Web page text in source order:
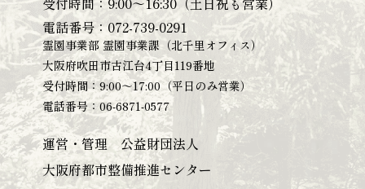
電話番号：072-739-0291
霊園事業部 霊園事業課（北千里オフィス）
大阪府吹田市古江台4丁目119番地
受付時間：9:00～17:00（平日のみ営業）
電話番号：06-6871-0577
運営・管理 公益財団法人
大阪府都市整備推進センター